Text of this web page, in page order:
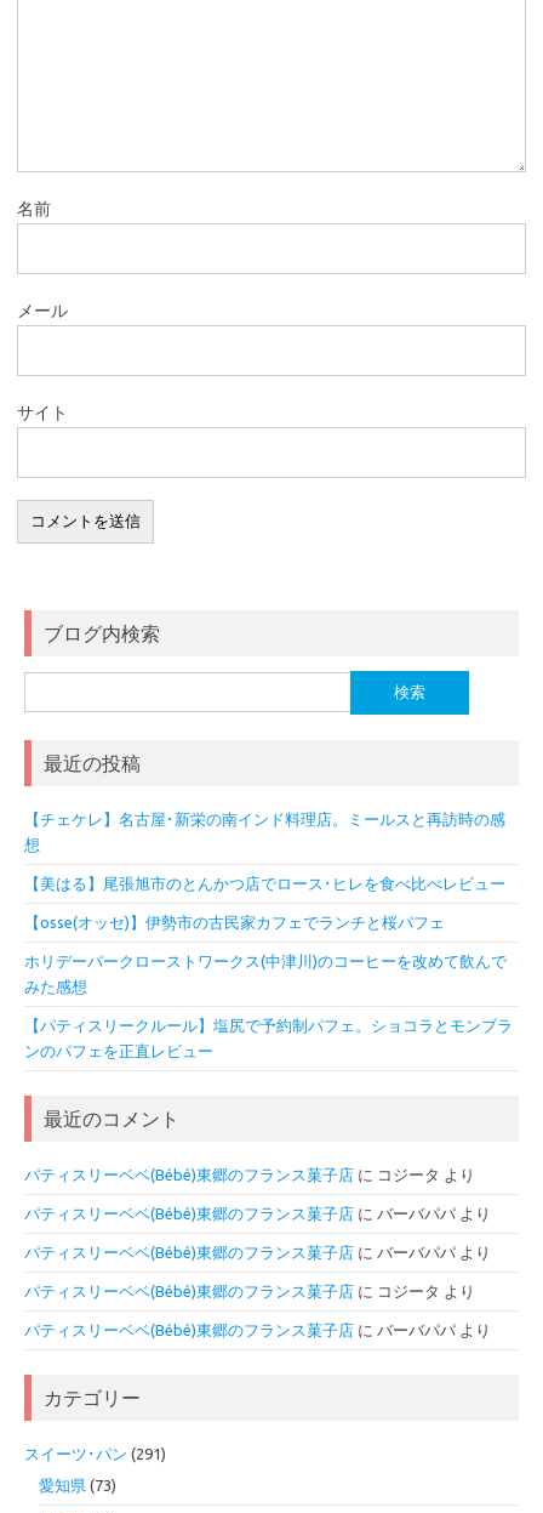
名前
メール
サイト
ブログ内検索
索:
最近の投稿
【チェケレ】名古屋･新栄の南インド料理店。ミールスと再訪時の感
想
【美はる】尾張旭市のとんかつ店でロース･ヒレを食べ比べレビュー
【osse(オッセ)】伊勢市の古民家カフェでランチと桜パフェ
ホリデーパークローストワークス(中津川)のコーヒーを改めて飲んで
みた感想
【パティスリークルール】塩尻で予約制パフェ。ショコラとモンブラ
ンのパフェを正直レビュー
最近のコメント
パティスリーベベ(Bébé)東郷のフランス菓子店 に コジータ より
パティスリーベベ(Bébé)東郷のフランス菓子店 に バーバパパ より
パティスリーベベ(Bébé)東郷のフランス菓子店 に バーバパパ より
パティスリーベベ(Bébé)東郷のフランス菓子店 に コジータ より
パティスリーベベ(Bébé)東郷のフランス菓子店 に バーバパパ より
カテゴリー
スイーツ･パン (291)
愛知県 (73)